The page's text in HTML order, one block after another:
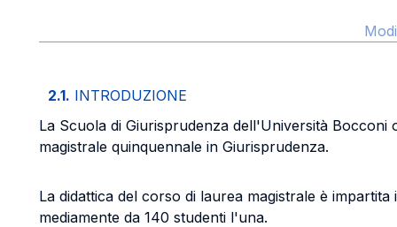
2.1. INTRODUZIONE
La Scuola di Giurisprudenza dell'Università Bocconi
magistrale quinquennale in Giurisprudenza.
La didattica del corso di laurea magistrale è impartita
mediamente da 140 studenti l'una.